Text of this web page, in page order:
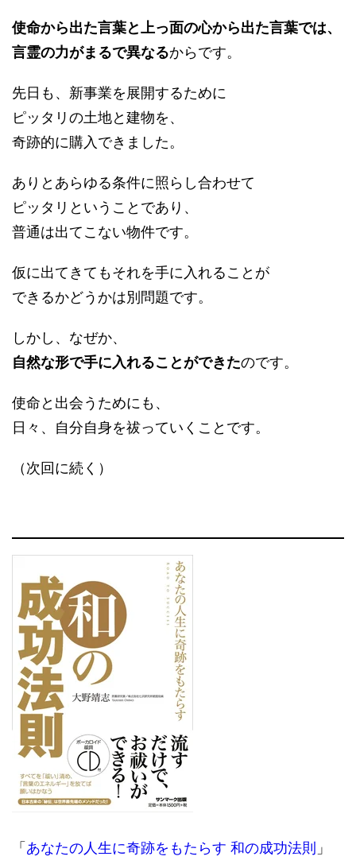
使命から出た言葉と上っ面の心から出た言葉では、
言霊の力がまるで異なるからです。
先日も、新事業を展開するために
ピッタリの土地と建物を、
奇跡的に購入できました。
ありとあらゆる条件に照らし合わせて
ピッタリということであり、
普通は出てこない物件です。
仮に出てきてもそれを手に入れることが
できるかどうかは別問題です。
しかし、なぜか、
自然な形で手に入れることができたのです。
使命と出会うためにも、
日々、自分自身を祓っていくことです。
（次回に続く）
「 あなたの人生に奇跡をもたらす 和の成功法則 」